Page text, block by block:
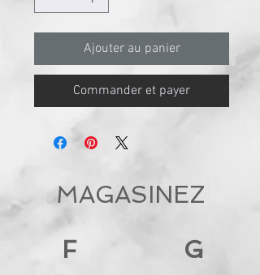
Ajouter au panier
Commander et payer
MAGASINEZ
F G